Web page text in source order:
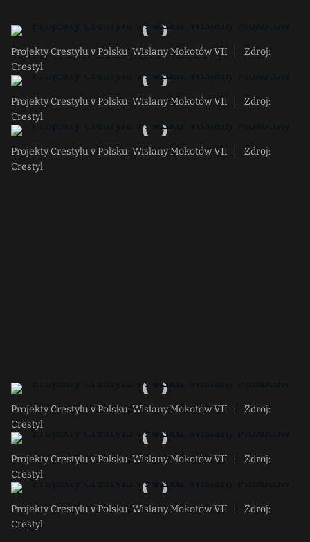
Projekty Crestylu v Polsku: Wislany Mokotów VII
Zdroj:
Crestyl
Projekty Crestylu v Polsku: Wislany Mokotów VII
Zdroj:
Crestyl
Projekty Crestylu v Polsku: Wislany Mokotów VII
Zdroj:
Crestyl
Projekty Crestylu v Polsku: Wislany Mokotów VII
Zdroj:
Crestyl
Projekty Crestylu v Polsku: Wislany Mokotów VII
Zdroj:
Crestyl
Projekty Crestylu v Polsku: Wislany Mokotów VII
Zdroj:
Crestyl